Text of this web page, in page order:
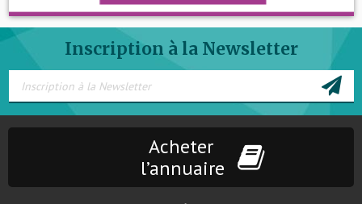
Inscription à la Newsletter
Acheter
l’annuaire